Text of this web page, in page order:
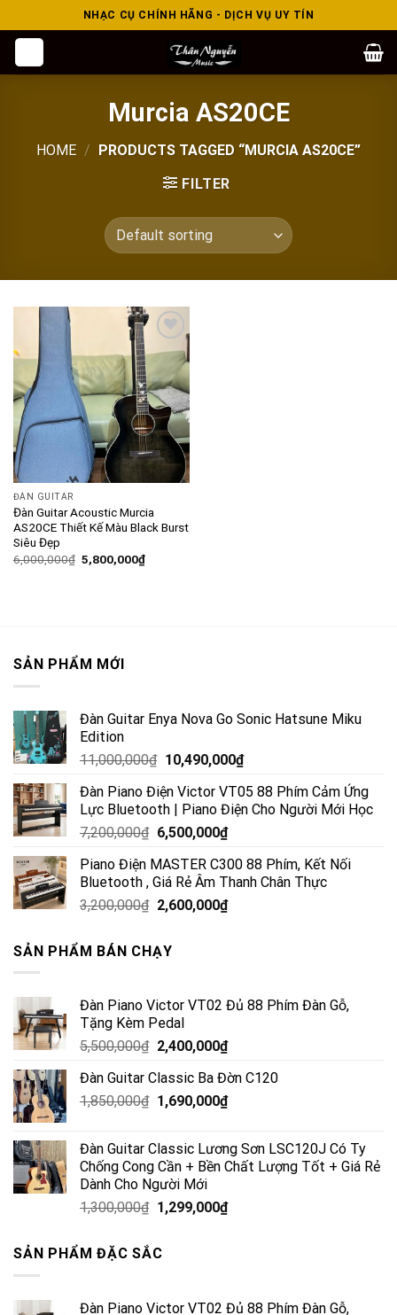
to
NHẠC CỤ CHÍNH HÃNG - DỊCH VỤ UY TÍN
Murcia AS20CE
HOME /
PRODUCTS TAGGED “MURCIA AS20CE”
FILTER
Add to
wishlist
ĐÀN GUITAR
Đàn Guitar Acoustic Murcia
AS20CE Thiết Kế Màu Black Burst
Siêu Đẹp
6,000,000₫ 5,800,000₫
SẢN PHẨM MỚI
Đàn Guitar Enya Nova Go Sonic Hatsune Miku
Edition
11,000,000₫ 10,490,000₫
Đàn Piano Điện Victor VT05 88 Phím Cảm Ứng
Lực Bluetooth | Piano Điện Cho Người Mới Học
7,200,000₫ 6,500,000₫
Piano Điện MASTER C300 88 Phím, Kết Nối
Bluetooth , Giá Rẻ Âm Thanh Chân Thực
3,200,000₫ 2,600,000₫
SẢN PHẨM BÁN CHẠY
Đàn Piano Victor VT02 Đủ 88 Phím Đàn Gỗ,
Tặng Kèm Pedal
5,500,000₫ 2,400,000₫
Đàn Guitar Classic Ba Đờn C120
1,850,000₫ 1,690,000₫
Đàn Guitar Classic Lương Sơn LSC120J Có Ty
Chống Cong Cần + Bền Chất Lượng Tốt + Giá Rẻ
Dành Cho Người Mới
1,300,000₫ 1,299,000₫
SẢN PHẨM ĐẶC SẮC
Đàn Piano Victor VT02 Đủ 88 Phím Đàn Gỗ,